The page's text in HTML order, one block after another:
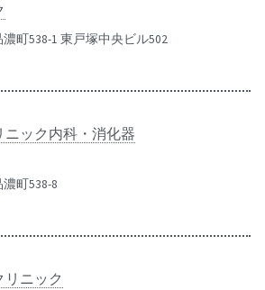
町538-1 東戸塚中央ビル502
ック内科・消化器
町538-8
ニック